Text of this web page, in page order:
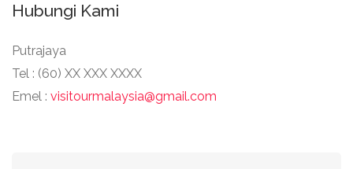
Hubungi Kami
Putrajaya
Tel : (60) XX XXX XXXX
Emel : visitourmalaysia@gmail.com